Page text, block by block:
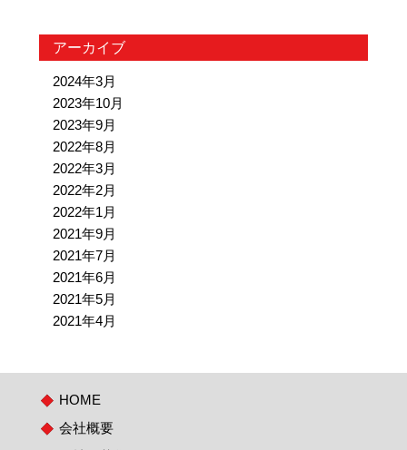
アーカイブ
2024年3月
2023年10月
2023年9月
2022年8月
2022年3月
2022年2月
2022年1月
2021年9月
2021年7月
2021年6月
2021年5月
2021年4月
HOME
会社概要